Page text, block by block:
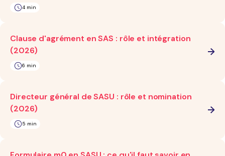
4 min
Clause d'agrément en SAS : rôle et intégration
(2026)
6 min
Directeur général de SASU : rôle et nomination
(2026)
5 min